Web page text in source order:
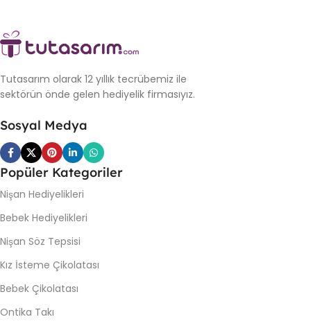
Tutasarım olarak 12 yıllık tecrübemiz ile
sektörün önde gelen hediyelik firmasıyız.
Sosyal Medya
Popüler Kategoriler
Nişan Hediyelikleri
Bebek Hediyelikleri
Nişan Söz Tepsisi
Kız İsteme Çikolatası
Bebek Çikolatası
Ontika Takı